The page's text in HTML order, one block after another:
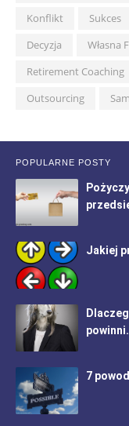
Konflikt
Sukces
Decyzja
Własna
Retirement Coaching
Outsourcing
POPULARNE POSTY
Jakiej
7